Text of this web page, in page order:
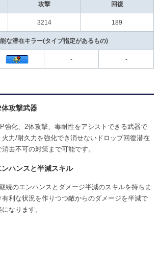
攻撃 回復
3214 189
な潜在キラー(タイプ指定があるもの)
- -
攻撃武器
強化、2体攻撃、毒耐性をアシストできる武器で
力/耐久力を強化でき消せないドロップ回復潜在
去不可の対策まで可能です。
ハンスと半減スキル
続のエンハンスとダメージ半減のスキルを持ちま
利な状況を作りつつ敵からのダメージを半減で
なります。